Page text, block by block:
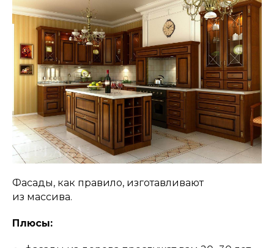
Фасады, как правило, изготавливают
из массива.
Плюсы: